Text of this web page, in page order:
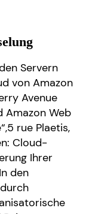
Servern
von Amazon
Avenue
Amazon Web
rue Plaetis,
Cloud-
Ihrer
den